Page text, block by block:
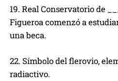
19. Real Conservatorio de
Figueroa comenzó a
una beca.
22. Símbolo del flerovio,
radiactivo.